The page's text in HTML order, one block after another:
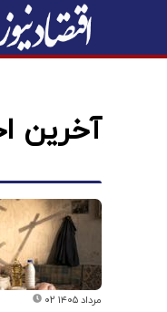
آخرین
۰۲ مرداد ۱۴۰۵